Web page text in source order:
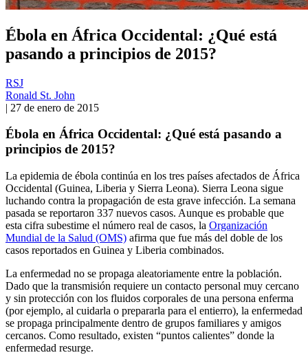
Ébola en África Occidental: ¿Qué está
pasando a principios de 2015?
RSJ
Ronald St. John
| 27 de enero de 2015
Ébola en África Occidental: ¿Qué está pasando a
principios de 2015?
La epidemia de ébola continúa en los tres países afectados de África
Occidental (Guinea, Liberia y Sierra Leona). Sierra Leona sigue
luchando contra la propagación de esta grave infección. La semana
pasada se reportaron 337 nuevos casos. Aunque es probable que
esta cifra subestime el número real de casos, la Organización
Mundial de la Salud (OMS) afirma que fue más del doble de los
casos reportados en Guinea y Liberia combinados.
La enfermedad no se propaga aleatoriamente entre la población.
Dado que la transmisión requiere un contacto personal muy cercano
y sin protección con los fluidos corporales de una persona enferma
(por ejemplo, al cuidarla o prepararla para el entierro), la enfermedad
se propaga principalmente dentro de grupos familiares y amigos
cercanos. Como resultado, existen “puntos calientes” donde la
enfermedad resurge.